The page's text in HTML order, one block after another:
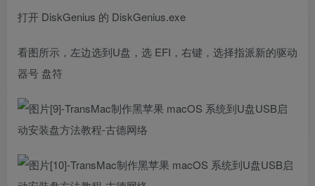
打开 DiskGenius 的 DiskGenius.exe
看图所示，左边选到U盘，选 EFI，右键，选择指派新的驱动
器号 盘符